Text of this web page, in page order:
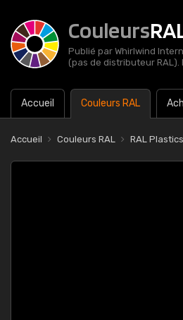
Couleurs
Publié par Whirlwind
(pas de distributeur
Accueil Couleurs RAL
Accueil Couleurs RAL RAL